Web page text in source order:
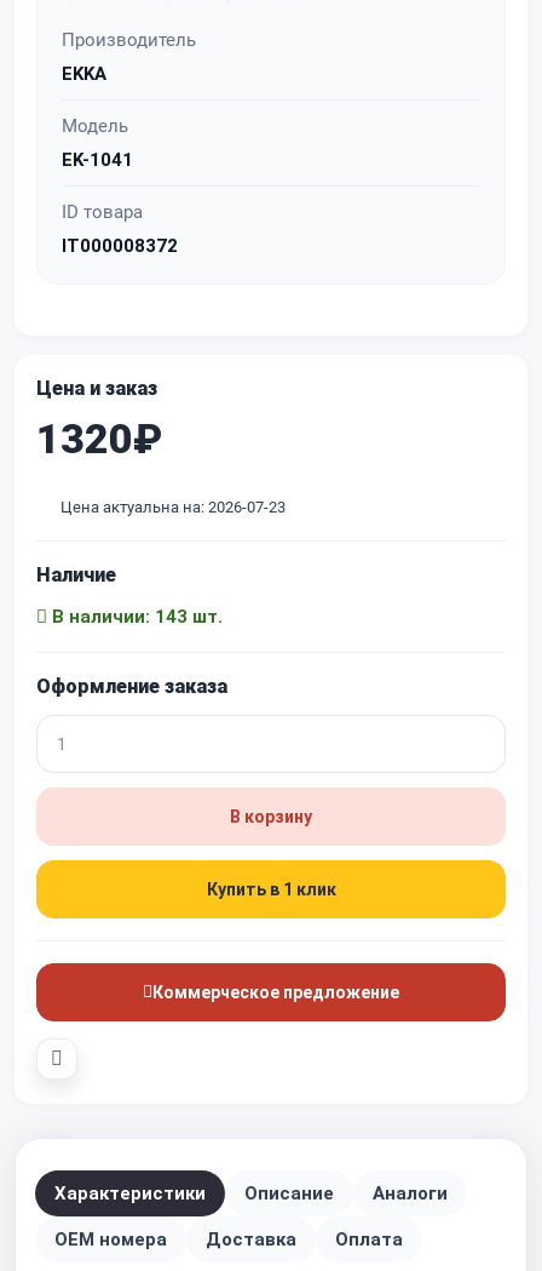
Производитель
EKKA
Модель
EK-1041
ID товара
IT000008372
Цена и заказ
1320₽
Цена актуальна на: 2026-07-23
Наличие
В наличии: 143 шт.
Оформление заказа
В корзину
Купить в 1 клик
Коммерческое предложение
Характеристики Описание Аналоги
OEM номера Доставка Оплата